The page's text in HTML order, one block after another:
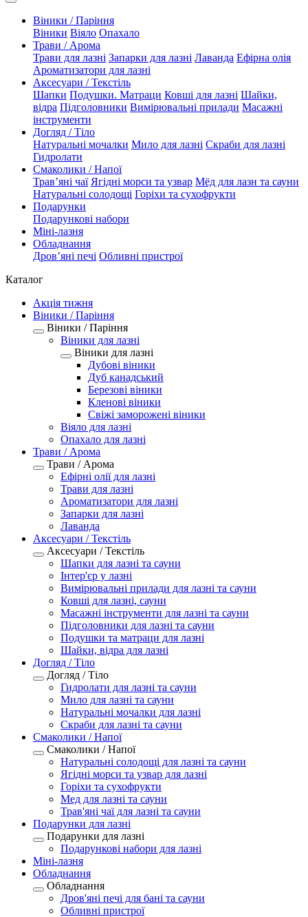
Віники / Паріння
Віники Віяло Опахало
Трави / Арома
Трави для лазні Запарки для лазні Лаванда Ефірна олія
Ароматизатори для лазні
Аксесуари / Текстіль
Шапки Подушки. Матраци Ковші для лазні Шайки,
відра Підголовники Вимірювальні прилади Масажні
інструменти
Догляд / Тіло
Натуральні мочалки Мило для лазні Скраби для лазні
Гидролати
Смаколики / Напої
Трав’яні чаї Ягідні морси та узвар Мёд для лазн та сауни
Натуральні солодощі Горіхи та сухофрукти
Подарунки
Подарункові набори
Міні-лазня
Обладнання
Дров’яні печі Обливні пристрої
Каталог
Акція тижня
Віники / Паріння
Віники / Паріння
Віники для лазні
Віники для лазні
Дубові віники
Дуб канадський
Березові віники
Кленові віники
Свіжі заморожені віники
Віяло для лазні
Опахало для лазні
Трави / Арома
Трави / Арома
Ефірні олії для лазні
Трави для лазні
Ароматизатори для лазні
Запарки для лазні
Лаванда
Аксесуари / Текстіль
Аксесуари / Текстіль
Шапки для лазні та сауни
Інтер'єр у лазні
Вимірювальні прилади для лазні та сауни
Ковші для лазні, сауни
Масажні інструменти для лазні та сауни
Підголовники для лазні та сауни
Подушки та матраци для лазні
Шайки, відра для лазні
Догляд / Тіло
Догляд / Тіло
Гидролати для лазні та сауни
Мило для лазні та сауни
Натуральні мочалки для лазні
Скраби для лазні та сауни
Смаколики / Напої
Смаколики / Напої
Натуральні солодощі для лазні та сауни
Ягідні морси та узвар для лазні
Горіхи та сухофрукти
Мед для лазні та сауни
Трав'яні чаї для лазні та сауни
Подарунки для лазні
Подарунки для лазні
Подарункові набори для лазні
Міні-лазня
Обладнання
Обладнання
Дров'яні печі для бані та сауни
Обливні пристрої